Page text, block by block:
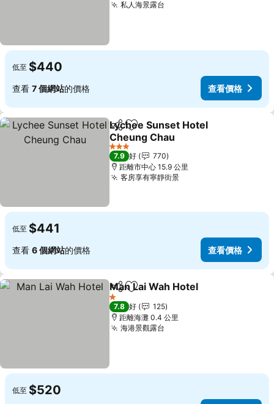
私人海景露台
低至 $440
查看 7 個網站的價格 查看價格
分享 放到收藏夾
Lychee Sunset Hotel
Cheung Chau
3 星級
7.9 好
770
距離市中心 15.9 公里
客房享有寧靜街景
低至 $441
查看 6 個網站的價格 查看價格
分享 放到收藏夾
Man Lai Wah Hotel
1 星級
7.8 好
125
距離海灘 0.4 公里
海港景觀露台
低至 $520